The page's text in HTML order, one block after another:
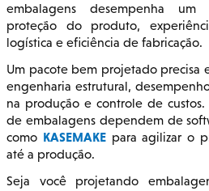
embalagens desempenha
proteção do produto,
logística e eficiência de fabricação.
Um pacote bem projetado precisa
engenharia estrutural,
na produção e controle de custos.
de embalagens dependem de
como KASEMAKEpara agilizar o
até a produção.
Seja você projetando